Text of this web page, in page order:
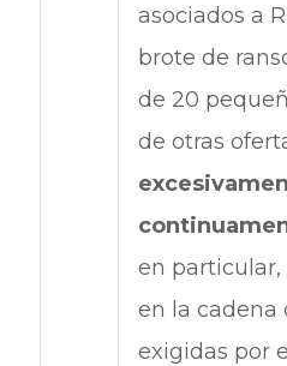
asociados a
brote de
de 20
de otras
en particular,
en la cadena
exigidas por